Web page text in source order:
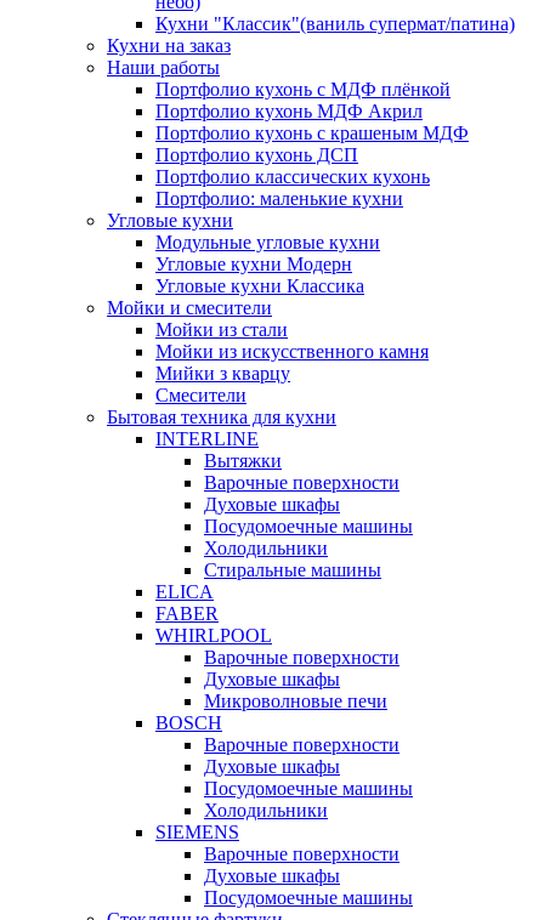
Кухни "Классик"(ваниль супермат/патина)
Кухни на заказ
Наши работы
Портфолио кухонь с МДФ плёнкой
Портфолио кухонь МДФ Акрил
Портфолио кухонь с крашеным МДФ
Портфолио кухонь ДСП
Портфолио классических кухонь
Портфолио: маленькие кухни
Угловые кухни
Модульные угловые кухни
Угловые кухни Модерн
Угловые кухни Классика
Мойки и смесители
Мойки из стали
Мойки из искусственного камня
Мийки з кварцу
Смесители
Бытовая техника для кухни
INTERLINE
Вытяжки
Варочные поверхности
Духовые шкафы
Посудомоечные машины
Холодильники
Стиральные машины
ELICA
FABER
WHIRLPOOL
Варочные поверхности
Духовые шкафы
Микроволновые печи
BOSCH
Варочные поверхности
Духовые шкафы
Посудомоечные машины
Холодильники
SIEMENS
Варочные поверхности
Духовые шкафы
Посудомоечные машины